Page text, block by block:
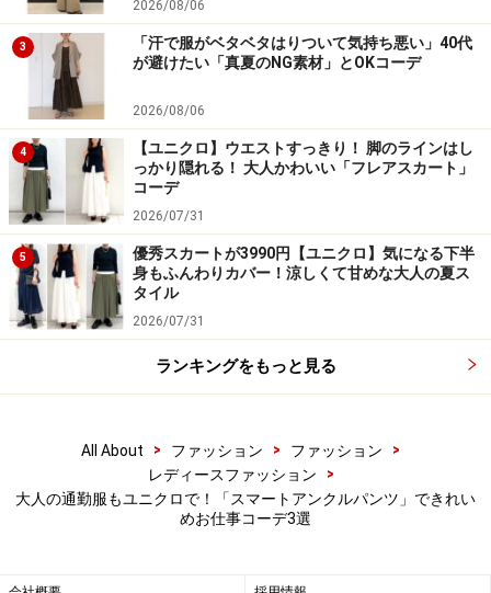
3. モノトーンでまとめてスタイリッシュな
お仕事コーデに
モノトーンでまとめたおしゃれなオフィスカジュアルコー
デ 出典：StyleHint
写真のコーディネートは、白に近い色味の「ナチュラ
ル」のパンツに、同じユニクロの「ニットショートジャ
ケット」を合わせた着こなし。
パンツ」とも相性がよく、大人がきれいめに着られるア
イテムです。
2026/08/06
3
「汗で服がベタベタはりついて気持ち悪い」40代
が避けたい「真夏のNG素材」とOKコーデ
2026/08/06
4
【ユニクロ】ウエストすっきり！ 脚のラインはし
っかり隠れる！ 大人かわいい「フレアスカート」
コーデ
2026/07/31
5
優秀スカートが3990円【ユニクロ】気になる下半
身もふんわりカバー！涼しくて甘めな大人の夏ス
タイル
2026/07/31
ランキングをもっと見る
All About > ファッション > ファッション
>
レディースファッション
>
大人の通勤服もユニクロで！「スマートアンクルパンツ」できれい
めお仕事コーデ3選